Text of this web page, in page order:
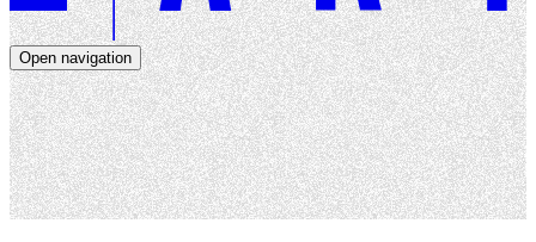
Open navigation
Artists
Dates
About
News
Close navigation